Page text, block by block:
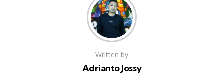
Written by
Adrianto Jossy